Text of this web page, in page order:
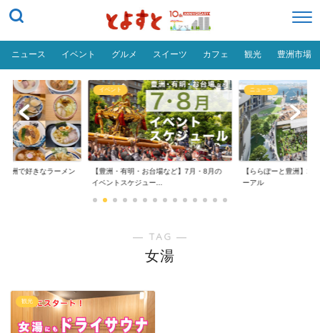
ニュース イベント グルメ スイーツ カフェ 観光 豊洲市場
豊洲で好きなラーメン
イベント
【豊洲・有明・お台場など】7月・8月の
イベントスケジュー...
ニュース
【ららぽーと豊洲】
ーアル
― TAG ―
女湯
観光